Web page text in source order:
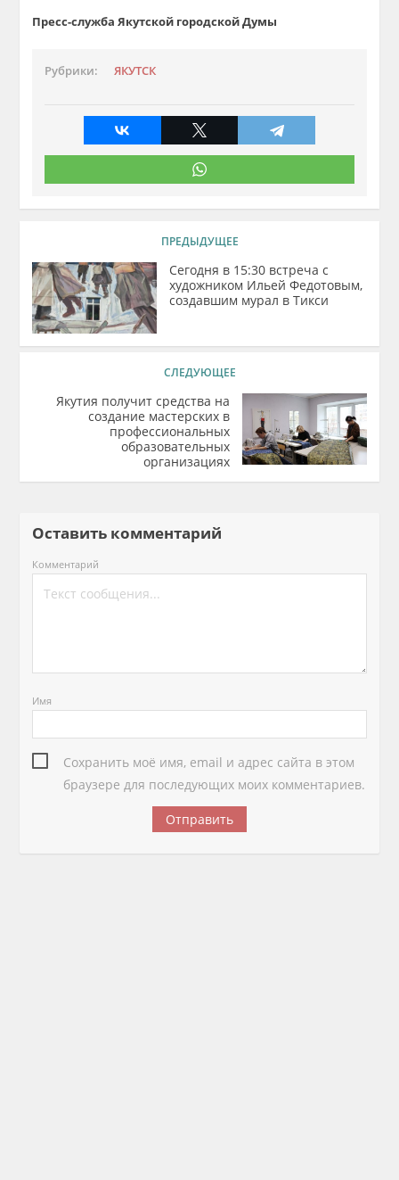
Пресс-служба Якутской городской Думы
Рубрики: ЯКУТСК
ПРЕДЫДУЩЕЕ
Сегодня в 15:30 встреча с
художником Ильей Федотовым,
создавшим мурал в Тикси
СЛЕДУЮЩЕЕ
Якутия получит средства на
создание мастерских в
профессиональных
образовательных
организациях
Оставить комментарий
Комментарий
Имя
Сохранить моё имя, email и адрес сайта в этом
браузере для последующих моих комментариев.